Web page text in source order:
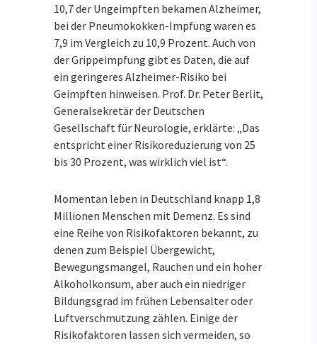
10,7 der Ungeimpften bekamen Alzheimer,
bei der Pneumokokken-Impfung waren es
7,9 im Vergleich zu 10,9 Prozent. Auch von
der Grippeimpfung gibt es Daten, die auf
ein geringeres Alzheimer-Risiko bei
Geimpften hinweisen. Prof. Dr. Peter Berlit,
Generalsekretär der Deutschen
Gesellschaft für Neurologie, erklärte: „Das
entspricht einer Risikoreduzierung von 25
bis 30 Prozent, was wirklich viel ist“.
Momentan leben in Deutschland knapp 1,8
Millionen Menschen mit Demenz. Es sind
eine Reihe von Risikofaktoren bekannt, zu
denen zum Beispiel Übergewicht,
Bewegungsmangel, Rauchen und ein hoher
Alkoholkonsum, aber auch ein niedriger
Bildungsgrad im frühen Lebensalter oder
Luftverschmutzung zählen. Einige der
Risikofaktoren lassen sich vermeiden, so